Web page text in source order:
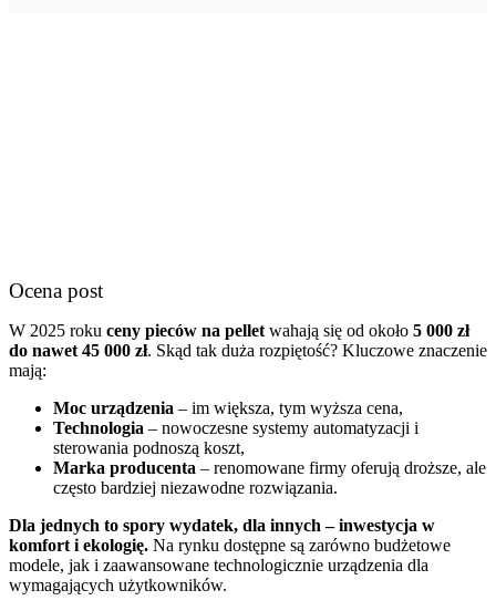
Ocena post
W 2025 roku ceny pieców na pellet wahają się od około 5 000 zł
do nawet 45 000 zł. Skąd tak duża rozpiętość? Kluczowe znaczenie
mają:
Moc urządzenia – im większa, tym wyższa cena,
Technologia – nowoczesne systemy automatyzacji i
sterowania podnoszą koszt,
Marka producenta – renomowane firmy oferują droższe, ale
często bardziej niezawodne rozwiązania.
Dla jednych to spory wydatek, dla innych – inwestycja w
komfort i ekologię. Na rynku dostępne są zarówno budżetowe
modele, jak i zaawansowane technologicznie urządzenia dla
wymagających użytkowników.